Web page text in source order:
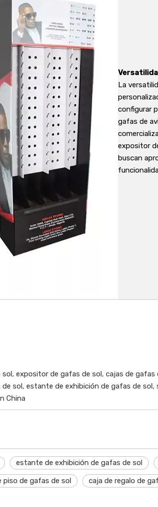
La
configurar
gafas de
expositor
buscan
expositor de gafas de sol, cajas de gafas
sol, estante de exhibición de gafas de
China
estante de exhibición de gafas de sol
piso de gafas de sol caja de regalo de